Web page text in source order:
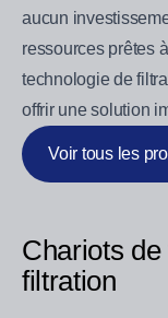
aucun
ressources prêtes
technologie de
offrir une solution
Voir tous les
Chariots
filtration